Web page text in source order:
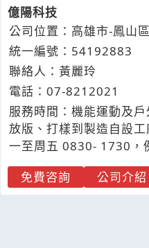
億陽科技
公司位置：高雄市-鳳山區
統一編號：54192883
聯絡人：黃麗玲
電話： 07-821 2021
服務時間：機能運動及
放版、打樣到製造自設
一至周五 0830- 1730，
免費咨詢
公司介紹